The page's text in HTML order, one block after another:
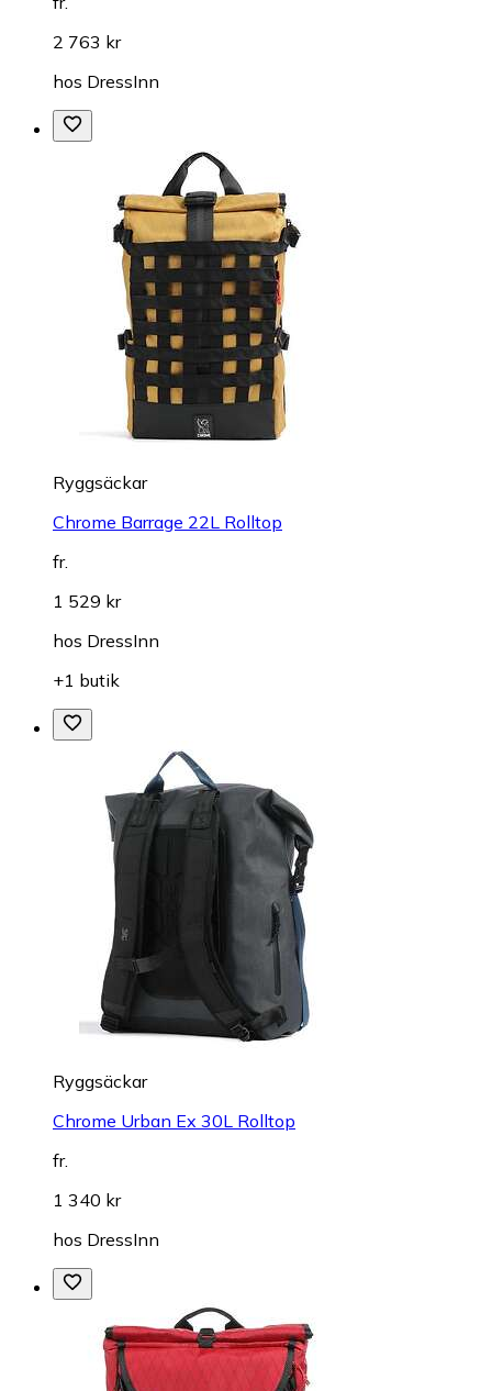
2 763 kr
hos DressInn
Ryggsäckar
Chrome Barrage 22L Rolltop
fr.
1 529 kr
hos DressInn
+1 butik
Ryggsäckar
Chrome Urban Ex 30L Rolltop
fr.
1 340 kr
hos DressInn